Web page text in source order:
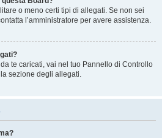
o meno certi tipi di allegati. Se non sei
l’amministratore per avere assistenza.
te caricati, vai nel tuo Pannello di Controllo
sezione degli allegati.